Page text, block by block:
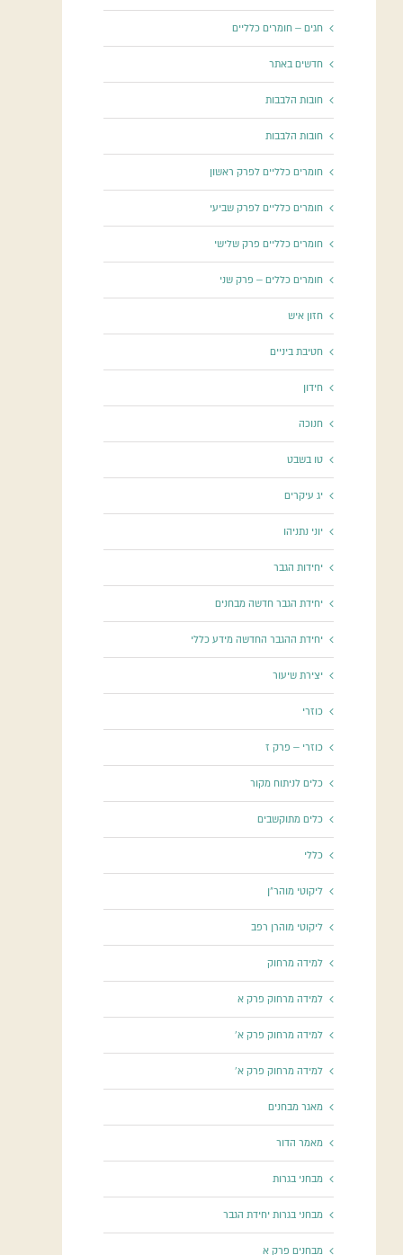
חגים – חומרים כלליים
חדשים באתר
חובות הלבבות
חובות הלבבות
חומרים כלליים לפרק ראשון
חומרים כלליים לפרק שביעי
חומרים כלליים פרק שלישי
חומרים כללים – פרק שני
חזון איש
חטיבת ביניים
חידון
חנוכה
טו בשבט
יג עיקרים
יוני נתניהו
יחידות הגבר
יחידת הגבר חדשה מבחנים
יחידת ההגבר החדשה מידע כללי
יצירת שיעור
כוזרי
כוזרי – פרק ז
כלים לניתוח מקור
כלים מתוקשבים
כללי
ליקוטי מוהר"ן
ליקוטי מוהרן רפב
למידה מרחוק
למידה מרחוק פרק א
למידה מרחוק פרק א'
למידה מרחוק פרק א'
מאגר מבחנים
מאמר הדור
מבחני בגרות
מבחני בגרות יחידת הגבר
מבחנים פרק א